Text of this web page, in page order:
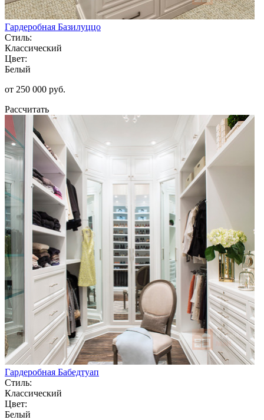
Гардеробная Базилуццо
Стиль:
Классический
Цвет:
Белый
от 250 000 руб.
Рассчитать
Гардеробная Бабедтуап
Стиль:
Классический
Цвет:
Белый